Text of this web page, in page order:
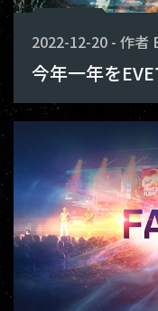
2022-12-20 - 作者
今年一年を